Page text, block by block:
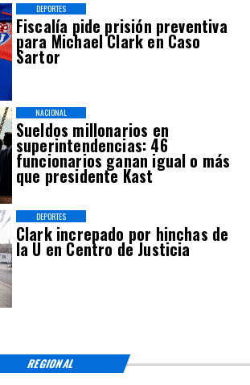
Fiscalía pide prisión preventiva
para Michael Clark en Caso
Sartor
DEPORTES
Sueldos millonarios en
superintendencias: 46
funcionarios ganan igual o más
que presidente Kast
NACIONAL
Clark increpado por hinchas de
la U en Centro de Justicia
DEPORTES
REGIONAL